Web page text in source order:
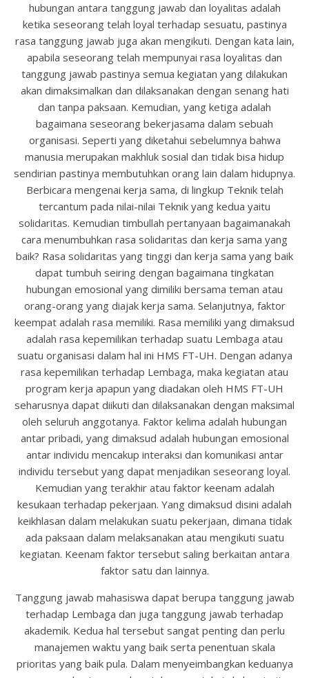
hubungan antara tanggung jawab dan loyalitas adalah
ketika seseorang telah loyal terhadap sesuatu, pastinya
rasa tanggung jawab juga akan mengikuti. Dengan kata lain,
apabila seseorang telah mempunyai rasa loyalitas dan
tanggung jawab pastinya semua kegiatan yang dilakukan
akan dimaksimalkan dan dilaksanakan dengan senang hati
dan tanpa paksaan. Kemudian, yang ketiga adalah
bagaimana seseorang bekerjasama dalam sebuah
organisasi. Seperti yang diketahui sebelumnya bahwa
manusia merupakan makhluk sosial dan tidak bisa hidup
sendirian pastinya membutuhkan orang lain dalam hidupnya.
Berbicara mengenai kerja sama, di lingkup Teknik telah
tercantum pada nilai-nilai Teknik yang kedua yaitu
solidaritas. Kemudian timbullah pertanyaan bagaimanakah
cara menumbuhkan rasa solidaritas dan kerja sama yang
baik? Rasa solidaritas yang tinggi dan kerja sama yang baik
dapat tumbuh seiring dengan bagaimana tingkatan
hubungan emosional yang dimiliki bersama teman atau
orang-orang yang diajak kerja sama. Selanjutnya, faktor
keempat adalah rasa memiliki. Rasa memiliki yang dimaksud
adalah rasa kepemilikan terhadap suatu Lembaga atau
suatu organisasi dalam hal ini HMS FT-UH. Dengan adanya
rasa kepemilikan terhadap Lembaga, maka kegiatan atau
program kerja apapun yang diadakan oleh HMS FT-UH
seharusnya dapat diikuti dan dilaksanakan dengan maksimal
oleh seluruh anggotanya. Faktor kelima adalah hubungan
antar pribadi, yang dimaksud adalah hubungan emosional
antar individu mencakup interaksi dan komunikasi antar
individu tersebut yang dapat menjadikan seseorang loyal.
Kemudian yang terakhir atau faktor keenam adalah
kesukaan terhadap pekerjaan. Yang dimaksud disini adalah
keikhlasan dalam melakukan suatu pekerjaan, dimana tidak
ada paksaan dalam melaksanakan atau mengikuti suatu
kegiatan. Keenam faktor tersebut saling berkaitan antara
faktor satu dan lainnya.
Tanggung jawab mahasiswa dapat berupa tanggung jawab
terhadap Lembaga dan juga tanggung jawab terhadap
akademik. Kedua hal tersebut sangat penting dan perlu
manajemen waktu yang baik serta penentuan skala
prioritas yang baik pula. Dalam menyeimbangkan keduanya